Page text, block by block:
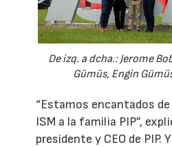
De izq. a dcha.: Jerome
Gümüs, Engin
“Estamos encantados de
ISM a la familia PIP”,
presidente y CEO de PIP.